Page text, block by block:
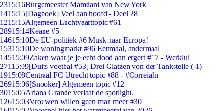
2315:16Burgemeester Mamdani van New York
1415:15[Dagboek] Veel aan hoofd - Deel 28
1215:15Algemeen Luchtvaarttopic #61
28915:14Keane #5
14615:10De EU-politiek #6 Musk naar Europa!
15315:10De woningmarkt #96 Eenmaal, andermaal
14515:09Zaken waar je je echt dood aan ergert #17 - Werklui
27115:09[Duits voetbal #53] Drei Glatzen von der Tankstelle (-1)
1915:08Centraal FC Utrecht topic #88 - #CorreiaIn
26915:06[Snooker] Algemeen topic #12
3015:05Ariana Grande verlaat de spotlight.
12615:03Vrouwen willen geen man meer #30